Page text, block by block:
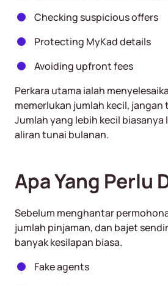
Checking suspicious offers
Protecting MyKad details
Avoiding upfront fees
Perkara utama ialah
memerlukan jumlah kecil,
Jumlah yang lebih kecil
aliran tunai bulanan.
Apa Yang Perlu
Sebelum menghantar
jumlah pinjaman, dan bajet
banyak kesilapan biasa.
Fake agents